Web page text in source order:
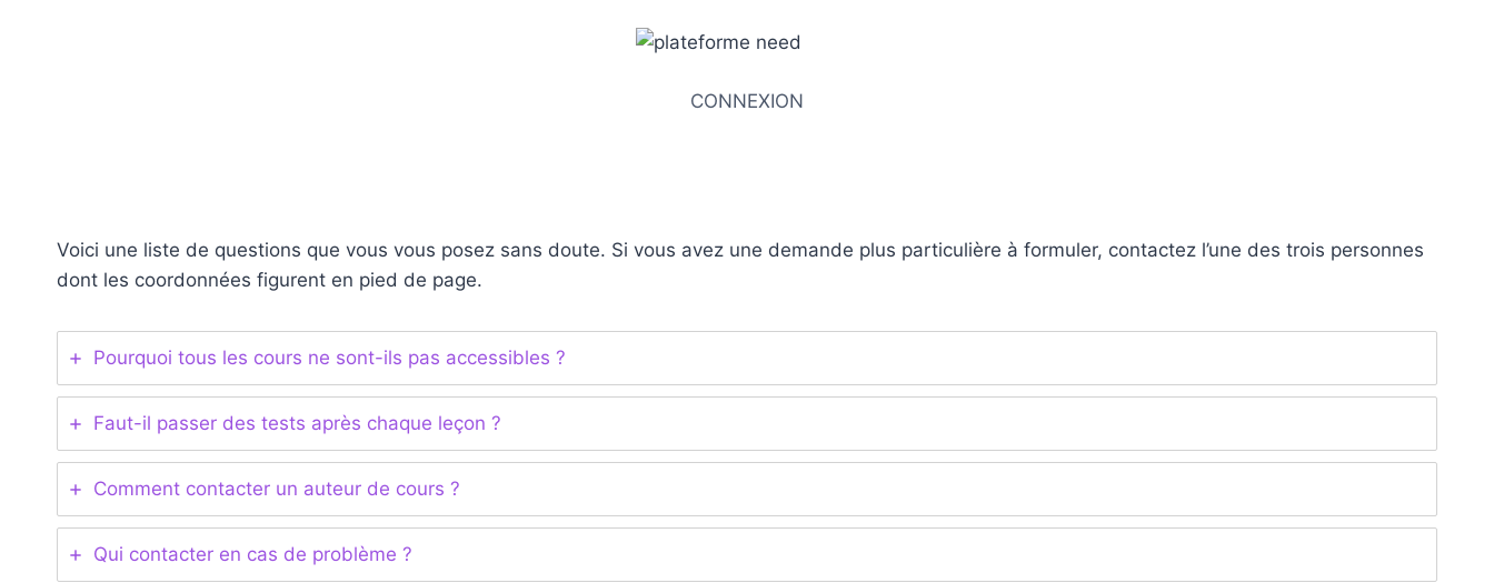
CONNEXION
Voici une liste de questions que vous vous posez sans doute. Si vous avez une demande plus particulière à formuler, contactez l’une des trois personnes
dont les coordonnées figurent en pied de page.
Pourquoi tous les cours ne sont-ils pas accessibles ?
Faut-il passer des tests après chaque leçon ?
Comment contacter un auteur de cours ?
Qui contacter en cas de problème ?